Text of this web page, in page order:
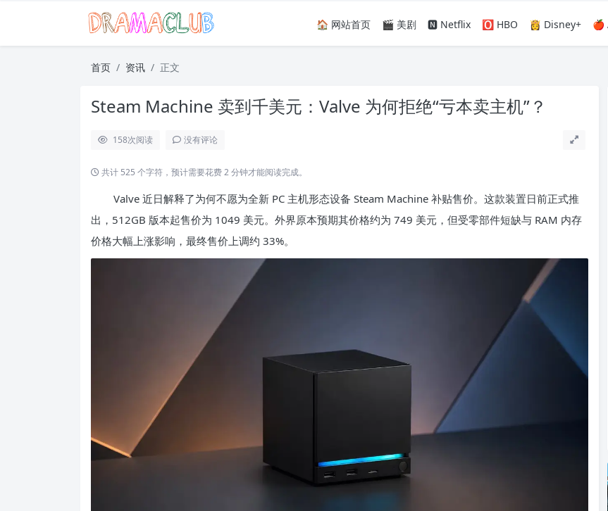
🏠 网站首页 🎬 美剧 🅽 Netflix 🅾️ HBO 👸 Disney+ 🍎
首页 资讯 正文
Steam Machine 卖到千美元：Valve 为何拒绝“亏本卖主机”？
158次阅读 没有评论
共计 525 个字符，预计需要花费 2 分钟才能阅读完成。
Valve 近日解释了为何不愿为全新 PC 主机形态设备 Steam Machine 补贴售价。这款装置日前正式推
出，512GB 版本起售价为 1049 美元。外界原本预期其价格约为 749 美元，但受零部件短缺与 RAM 内存
价格大幅上涨影响，最终售价上调约 33%。